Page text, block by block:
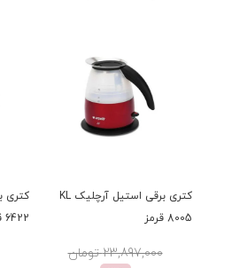
کتری برقی استیل آرچلیک KL
8005 قرمز
23,897,000 تومان
6422 قرمز